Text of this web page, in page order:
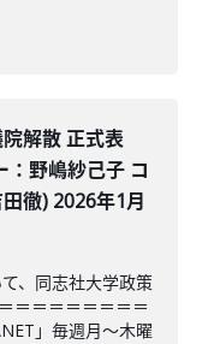
院解散 正式表
：野嶋紗己子 コ
徹) 2026年1月
、同志社大学政策
＝＝＝＝＝＝＝＝
」毎週月～木曜